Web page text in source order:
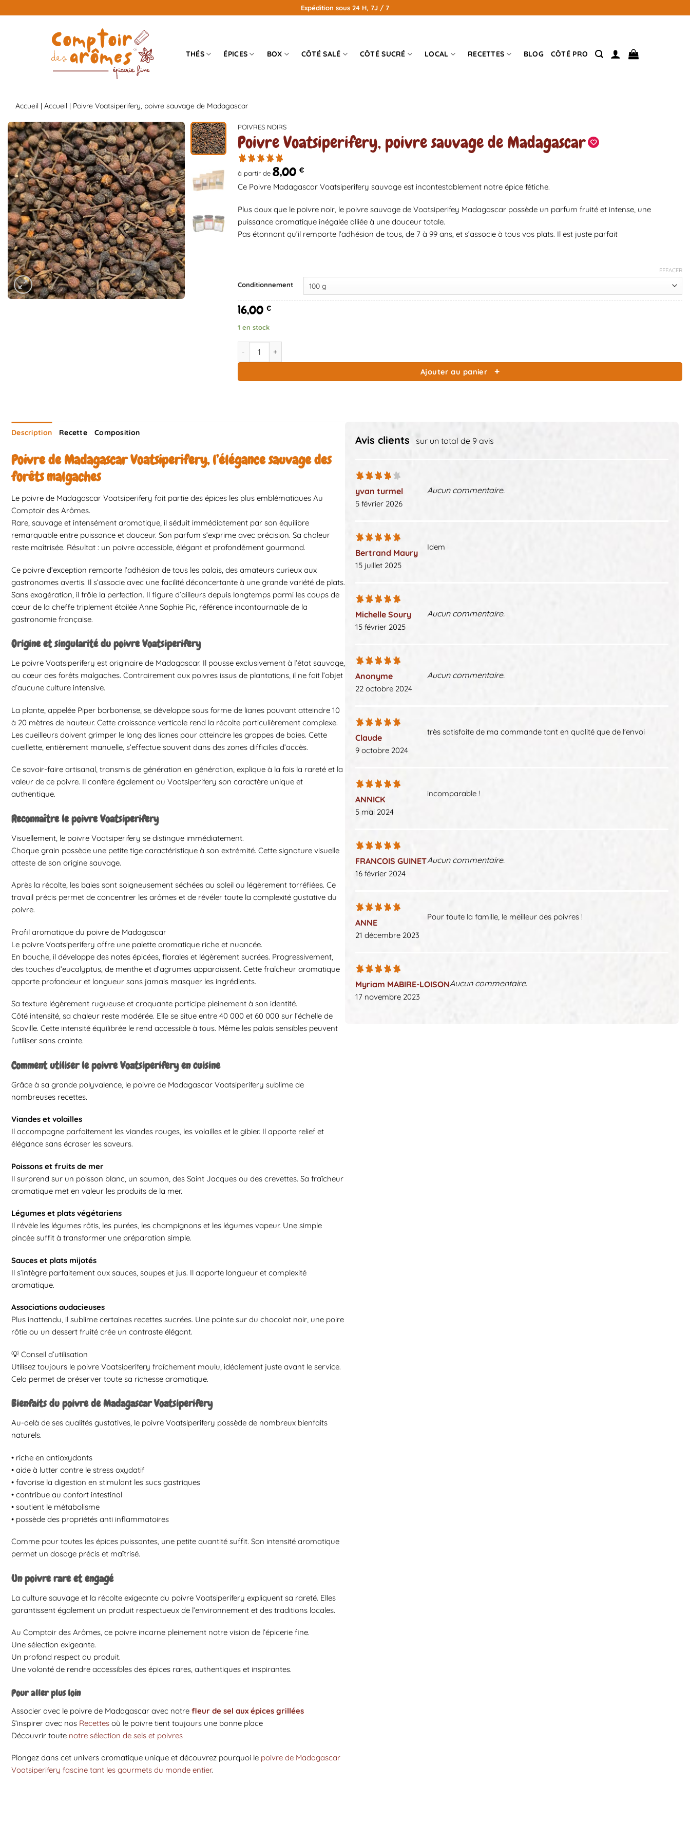
au
Expédition sous 24 H, 7J / 7
THÉS ÉPICES BOX CÔTÉ SALÉ CÔTÉ SUCRÉ LOCAL RECETTES BLOG CÔTÉ PRO
Accueil | Accueil | Poivre Voatsiperifery, poivre sauvage de Madagascar
POIVRES NOIRS
Poivre Voatsiperifery, poivre sauvage de Madagascar
à partir de 8,00 €
Ce Poivre Madagascar Voatsiperifery sauvage est incontestablement notre épice fétiche.
Plus doux que le poivre noir, le poivre sauvage de Voatsiperifey Madagascar possède un parfum fruité et intense, une
puissance aromatique inégalée alliée à une douceur totale.
Pas étonnant qu’il remporte l’adhésion de tous, de 7 à 99 ans, et s’associe à tous vos plats. Il est juste parfait
Conditionnement
EFFACER
16,00 €
1 en stock
quantité de Poivre Voatsiperifery, poivre sauvage de Madagascar
Ajouter au panier
Description Recette Composition
Poivre de Madagascar Voatsiperifery, l’élégance sauvage des
forêts malgaches
Le poivre de Madagascar Voatsiperifery fait partie des épices les plus emblématiques Au
Comptoir des Arômes.
Rare, sauvage et intensément aromatique, il séduit immédiatement par son équilibre
remarquable entre puissance et douceur. Son parfum s’exprime avec précision. Sa chaleur
reste maîtrisée. Résultat : un poivre accessible, élégant et profondément gourmand.
Ce poivre d’exception remporte l’adhésion de tous les palais, des amateurs curieux aux
gastronomes avertis. Il s’associe avec une facilité déconcertante à une grande variété de plats.
Sans exagération, il frôle la perfection. Il figure d’ailleurs depuis longtemps parmi les coups de
cœur de la cheffe triplement étoilée Anne Sophie Pic, référence incontournable de la
gastronomie française.
Origine et singularité du poivre Voatsiperifery
Le poivre Voatsiperifery est originaire de Madagascar. Il pousse exclusivement à l’état sauvage,
au cœur des forêts malgaches. Contrairement aux poivres issus de plantations, il ne fait l’objet
d’aucune culture intensive.
La plante, appelée Piper borbonense, se développe sous forme de lianes pouvant atteindre 10
à 20 mètres de hauteur. Cette croissance verticale rend la récolte particulièrement complexe.
Les cueilleurs doivent grimper le long des lianes pour atteindre les grappes de baies. Cette
cueillette, entièrement manuelle, s’effectue souvent dans des zones difficiles d’accès.
Ce savoir-faire artisanal, transmis de génération en génération, explique à la fois la rareté et la
valeur de ce poivre. Il confère également au Voatsiperifery son caractère unique et
authentique.
Reconnaître le poivre Voatsiperifery
Visuellement, le poivre Voatsiperifery se distingue immédiatement.
Chaque grain possède une petite tige caractéristique à son extrémité. Cette signature visuelle
atteste de son origine sauvage.
Après la récolte, les baies sont soigneusement séchées au soleil ou légèrement torréfiées. Ce
travail précis permet de concentrer les arômes et de révéler toute la complexité gustative du
poivre.
Profil aromatique du poivre de Madagascar
Le poivre Voatsiperifery offre une palette aromatique riche et nuancée.
En bouche, il développe des notes épicées, florales et légèrement sucrées. Progressivement,
des touches d’eucalyptus, de menthe et d’agrumes apparaissent. Cette fraîcheur aromatique
apporte profondeur et longueur sans jamais masquer les ingrédients.
Sa texture légèrement rugueuse et croquante participe pleinement à son identité.
Côté intensité, sa chaleur reste modérée. Elle se situe entre 40 000 et 60 000 sur l’échelle de
Scoville. Cette intensité équilibrée le rend accessible à tous. Même les palais sensibles peuvent
l’utiliser sans crainte.
Comment utiliser le poivre Voatsiperifery en cuisine
Grâce à sa grande polyvalence, le poivre de Madagascar Voatsiperifery sublime de
nombreuses recettes.
Viandes et volailles
Il accompagne parfaitement les viandes rouges, les volailles et le gibier. Il apporte relief et
élégance sans écraser les saveurs.
Poissons et fruits de mer
Il surprend sur un poisson blanc, un saumon, des Saint Jacques ou des crevettes. Sa fraîcheur
aromatique met en valeur les produits de la mer.
Légumes et plats végétariens
Il révèle les légumes rôtis, les purées, les champignons et les légumes vapeur. Une simple
pincée suffit à transformer une préparation simple.
Sauces et plats mijotés
Il s’intègre parfaitement aux sauces, soupes et jus. Il apporte longueur et complexité
aromatique.
Associations audacieuses
Plus inattendu, il sublime certaines recettes sucrées. Une pointe sur du chocolat noir, une poire
rôtie ou un dessert fruité crée un contraste élégant.
💡 Conseil d’utilisation
Utilisez toujours le poivre Voatsiperifery fraîchement moulu, idéalement juste avant le service.
Cela permet de préserver toute sa richesse aromatique.
Bienfaits du poivre de Madagascar Voatsiperifery
Au-delà de ses qualités gustatives, le poivre Voatsiperifery possède de nombreux bienfaits
naturels.
• riche en antioxydants
• aide à lutter contre le stress oxydatif
• favorise la digestion en stimulant les sucs gastriques
• contribue au confort intestinal
• soutient le métabolisme
• possède des propriétés anti inflammatoires
Comme pour toutes les épices puissantes, une petite quantité suffit. Son intensité aromatique
permet un dosage précis et maîtrisé.
Un poivre rare et engagé
La culture sauvage et la récolte exigeante du poivre Voatsiperifery expliquent sa rareté. Elles
garantissent également un produit respectueux de l’environnement et des traditions locales.
Au Comptoir des Arômes, ce poivre incarne pleinement notre vision de l’épicerie fine.
Une sélection exigeante.
Un profond respect du produit.
Une volonté de rendre accessibles des épices rares, authentiques et inspirantes.
Pour aller plus loin
Associer avec le poivre de Madagascar avec notre fleur de sel aux épices grillées
S’inspirer avec nos Recettes où le poivre tient toujours une bonne place
Découvrir toute notre sélection de sels et poivres
Plongez dans cet univers aromatique unique et découvrez pourquoi le poivre de Madagascar
Voatsiperifery fascine tant les gourmets du monde entier.
Avis clients sur un total de 9 avis
yvan turmel
5 février 2026
Aucun commentaire.
Bertrand Maury
15 juillet 2025
Idem
Michelle Soury
15 février 2025
Aucun commentaire.
Anonyme
22 octobre 2024
Aucun commentaire.
Claude
9 octobre 2024
très satisfaite de ma commande tant en qualité que de l'envoi
ANNICK
5 mai 2024
incomparable !
FRANCOIS GUINET
16 février 2024
Aucun commentaire.
ANNE
21 décembre 2023
Pour toute la famille, le meilleur des poivres !
Myriam MABIRE-LOISON
17 novembre 2023
Aucun commentaire.